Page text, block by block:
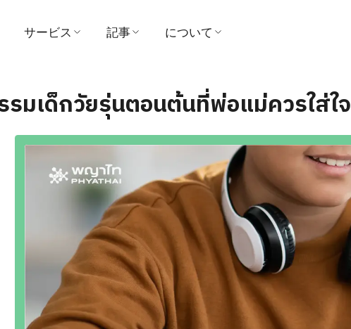
サービス
予約する
患者および訪問者ガイド
パッケージとプロモーシ
記事
ビデオ
証言
について
ビジョンとミッション
管理
賞
お問い合わせ
ニュース
活動内容
มเด็กวัยรุ่นตอนต้นที่พ่อแม่ควรใส่ใจ